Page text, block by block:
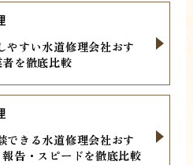
やすい水道修理会社おす
を徹底比較
できる水道修理会社おす
告・スピードを徹底比較